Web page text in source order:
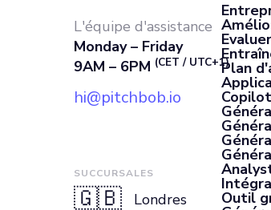
L'équipe d'assistance
Monday – Friday
9AM – 6PM (CET / UTC+1)
hi@pitchbob.io
SUCCURSALES
🇬🇧 Londres
Evaluer
Plan
Outil